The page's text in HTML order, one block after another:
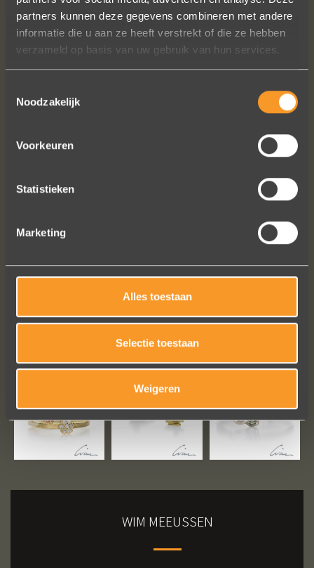
partners kunnen deze gegevens combineren met andere
informatie die u aan ze heeft verstrekt of die ze hebben
verzameld op basis van uw gebruik van hun services.
Noodzakelijk
Voorkeuren
Statistieken
Marketing
Alles toestaan
Selectie toestaan
Weigeren
contact met je onderhouden alsof je
Bekijk al onze reviews
WIM MEEUSSEN